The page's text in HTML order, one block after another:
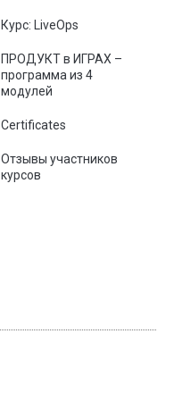
Курс: LiveOps
ПРОДУКТ в ИГРАХ –
программа из 4
модулей
Certificates
Отзывы участников
курсов